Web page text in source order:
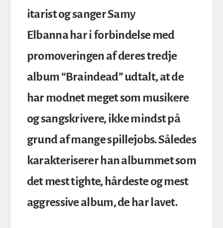
itarist og sanger Samy
Elbanna har i forbindelse med
promoveringen af deres tredje
album “Braindead” udtalt, at de
har modnet meget som musikere
og sangskrivere, ikke mindst på
grund af mange spillejobs. Således
karakteriserer han albummet som
det mest tighte, hårdeste og mest
aggressive album, de har lavet.